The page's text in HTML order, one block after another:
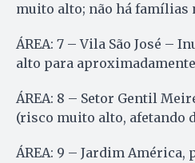
muito alto; não há famílias
ÁREA: 7 – Vila São José –
alto para
ÁREA: 8 – Setor Gentil
(risco muito alto, afetando
ÁREA: 9 – Jardim América,